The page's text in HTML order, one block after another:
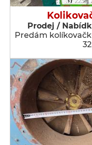
Prodej /
Predám